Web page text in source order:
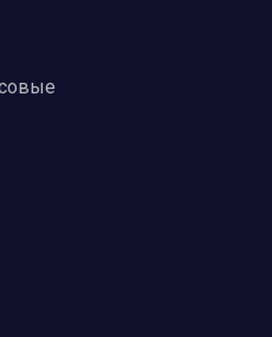
может иметь
для осуществления
целям деятельности,
организационно-
несет